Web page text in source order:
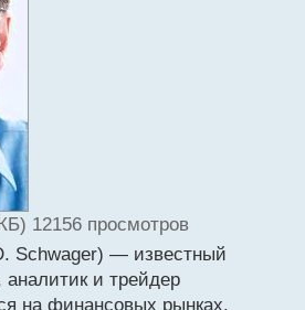
12156 просмотров
Schwager) — известный
аналитик и трейдер
на финансовых рынках.